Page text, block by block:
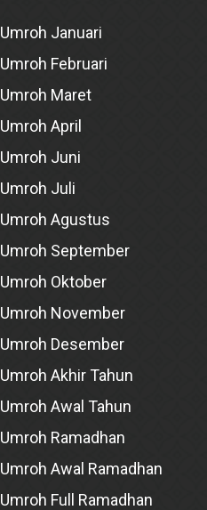
Umroh Januari
Umroh Februari
Umroh Maret
Umroh April
Umroh Juni
Umroh Juli
Umroh Agustus
Umroh September
Umroh Oktober
Umroh November
Umroh Desember
Umroh Akhir Tahun
Umroh Awal Tahun
Umroh Ramadhan
Umroh Awal Ramadhan
Umroh Full Ramadhan